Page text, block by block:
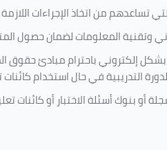
من اتخاذ الإجراءات
وتقنية المعلومات لضمان حصول
إلكتروني باحترام مبادئ
التدريبية في حال استخدام
بنوك أسئلة الاختبار أو